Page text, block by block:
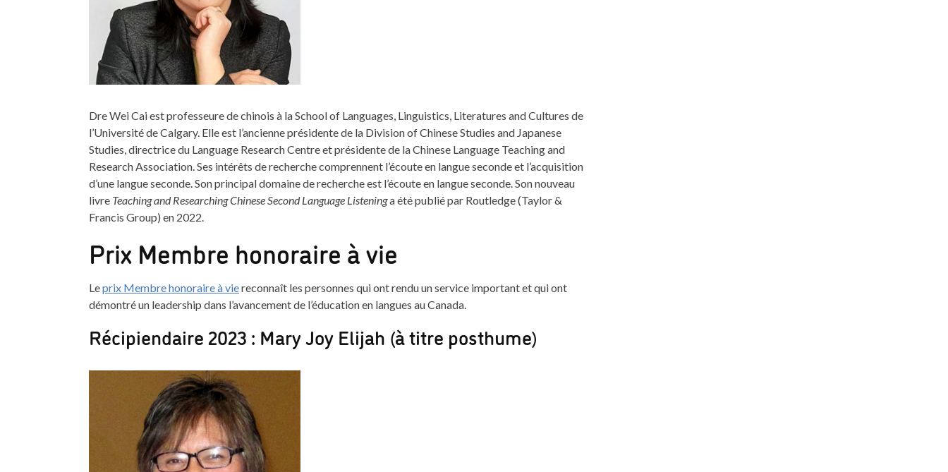
Dre Wei Cai est professeure de chinois à la School of Languages, Linguistics, Literatures and Cultures de
l’Université de Calgary. Elle est l’ancienne présidente de la Division of Chinese Studies and Japanese
Studies, directrice du Language Research Centre et présidente de la Chinese Language Teaching and
Research Association. Ses intérêts de recherche comprennent l’écoute en langue seconde et l’acquisition
d’une langue seconde. Son principal domaine de recherche est l’écoute en langue seconde. Son nouveau
livre Teaching and Researching Chinese Second Language Listeninga été publié par Routledge (Taylor &
Francis Group) en 2022.
Prix Membre honoraire à vie
Leprix Membre honoraire à viereconnaît les personnes qui ont rendu un service important et qui ont
démontré un leadership dans l’avancement de l’éducation en langues au Canada.
Récipiendaire 2023 : Mary Joy Elijah (à titre posthume)